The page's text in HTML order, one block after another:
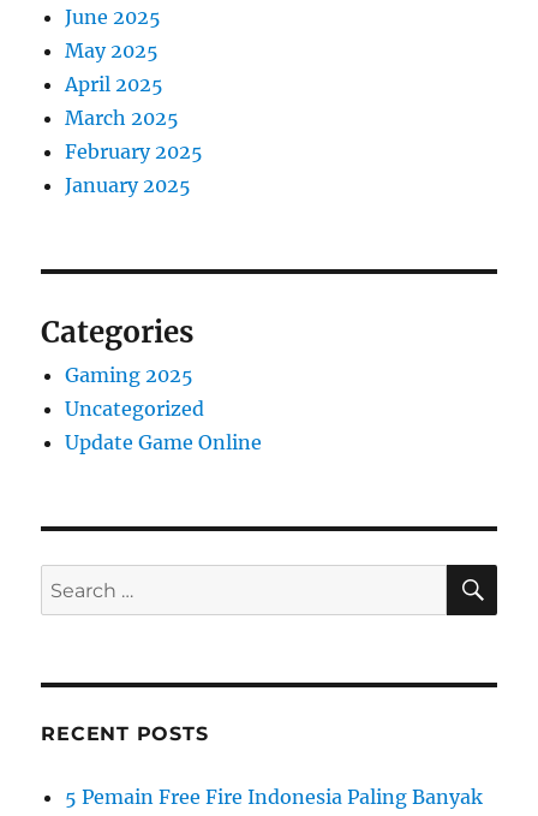
June 2025
May 2025
April 2025
March 2025
February 2025
January 2025
Categories
Gaming 2025
Uncategorized
Update Game Online
Search
for:
RECENT POSTS
5 Pemain Free Fire Indonesia Paling Banyak